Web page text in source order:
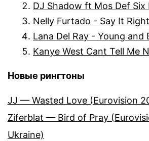
DJ Shadow ft Mos Def Six
Nelly Furtado - Say It Right
Lana Del Ray - Young and
Kanye West Cant Tell Me
Новые рингтоны
JJ — Wasted Love (Eurovision
Ziferblat — Bird of Pray
Ukraine)